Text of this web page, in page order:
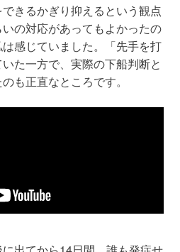
きるかぎり抑えるという観点
の対応があってもよかったの
感じていました。「先手を打
た一方で、実際の下船判断と
も正直なところです。